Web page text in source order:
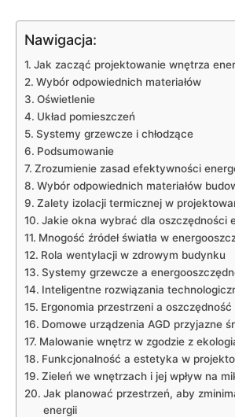
Nawigacja:
Jak zacząć projektowanie wnętrza
Wybór ⁣odpowiednich materiałów
Oświetlenie
Układ pomieszczeń
Systemy grzewcze i⁢ chłodzące
Podsumowanie
Zrozumienie⁤ zasad efektywności
Wybór‌ odpowiednich materiałów
Zalety izolacji termicznej w
Jakie okna wybrać⁤ dla oszczędności
Mnogość źródeł światła w
Rola wentylacji w zdrowym budynku
Systemy grzewcze a⁤
Inteligentne rozwiązania
Ergonomia przestrzeni a oszczędność
Domowe urządzenia AGD przyjazne
Malowanie wnętrz w zgodzie z
Funkcjonalność a⁢ estetyka w
Zieleń we wnętrzach i jej wpływ na
Jak planować przestrzeń, aby
energii